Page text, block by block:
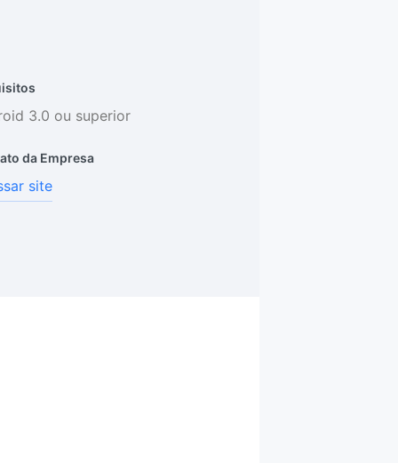
3.0 ou superior
da Empresa
site